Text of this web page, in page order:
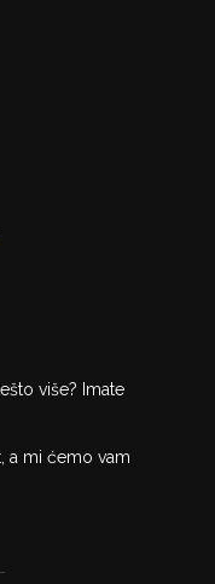
više? Imate
a mi ćemo vam